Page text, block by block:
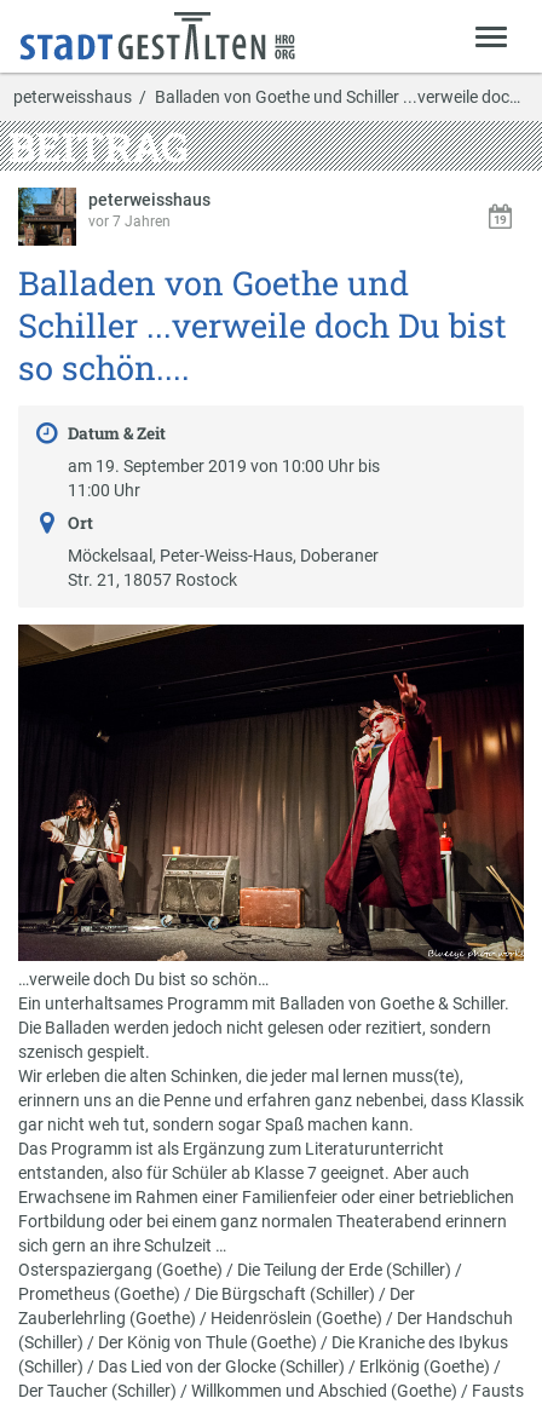
peterweisshaus Balladen von Goethe und Schiller ...verweile doch…
BEITRAG
peterweisshaus
vor 7 Jahren
Balladen von Goethe und
Schiller ...verweile doch Du bist
so schön....
Datum & Zeit
am 19. September 2019 von 10:00 Uhr bis
11:00 Uhr
Ort
Möckelsaal, Peter-Weiss-Haus, Doberaner
Str. 21, 18057 Rostock
…verweile doch Du bist so schön…
Ein unterhaltsames Programm mit Balladen von Goethe & Schiller.
Die Balladen werden jedoch nicht gelesen oder rezitiert, sondern
szenisch gespielt.
Wir erleben die alten Schinken, die jeder mal lernen muss(te),
erinnern uns an die Penne und erfahren ganz nebenbei, dass Klassik
gar nicht weh tut, sondern sogar Spaß machen kann.
Das Programm ist als Ergänzung zum Literaturunterricht
entstanden, also für Schüler ab Klasse 7 geeignet. Aber auch
Erwachsene im Rahmen einer Familienfeier oder einer betrieblichen
Fortbildung oder bei einem ganz normalen Theaterabend erinnern
sich gern an ihre Schulzeit …
Osterspaziergang (Goethe) / Die Teilung der Erde (Schiller) /
Prometheus (Goethe) / Die Bürgschaft (Schiller) / Der
Zauberlehrling (Goethe) / Heidenröslein (Goethe) / Der Handschuh
(Schiller) / Der König von Thule (Goethe) / Die Kraniche des Ibykus
(Schiller) / Das Lied von der Glocke (Schiller) / Erlkönig (Goethe) /
Der Taucher (Schiller) / Willkommen und Abschied (Goethe) / Fausts